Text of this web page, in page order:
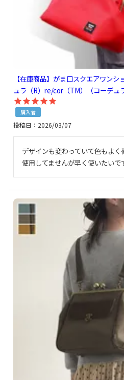
【在庫商品】がま口スクエアワン
ュラ（R）re/cor（TM）（コーデュ
購入者
投稿日 2026/03/07
デザインも変わっていて色もよ
使用してませんが早く使いたいで